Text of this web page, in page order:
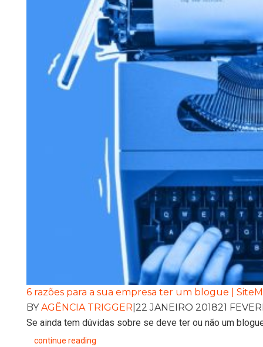
6 razões para a sua empresa ter um blogue |
BYAGÊNCIA TRIGGER 22 JANEIRO 201821
Se ainda tem dúvidas sobre se deve ter ou não um
continue reading